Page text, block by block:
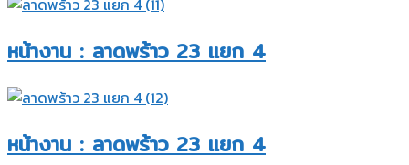
หน้างาน : ลาดพร้าว 23 แยก 4​
หน้างาน : ลาดพร้าว 23 แยก 4​